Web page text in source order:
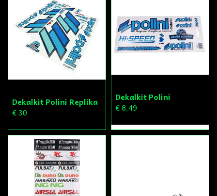
Dekalkit Polini Replika
€ 30
Dekalkit Polini
€ 8,49